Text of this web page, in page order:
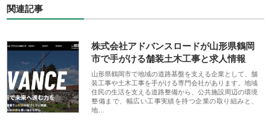
関連記事
株式会社アドバンスロードが山形県鶴岡
市で手がける舗装土木工事と求人情報
山形県鶴岡市で地域の道路基盤を支える企業として、舗
装工事や土木工事を手がける専門会社があります。地域
住民の生活を支える道路整備から、公共施設周辺の環境
整備まで、幅広い工事実績を持つ企業の取り組みと、
地…